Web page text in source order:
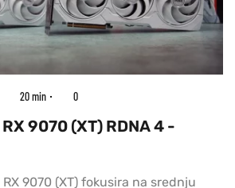
20 min 0
9070 (XT) RDNA 4 -
9070 (XT) fokusira na srednju